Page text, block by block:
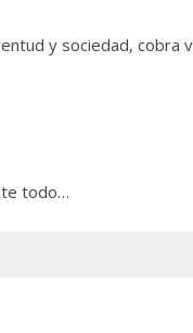
y sociedad, cobra
todo…